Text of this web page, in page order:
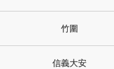
竹圍
信義大安